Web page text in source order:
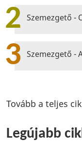
2 Szemezgető -
3 Szemezgető -
Tovább a teljes
Legújabb